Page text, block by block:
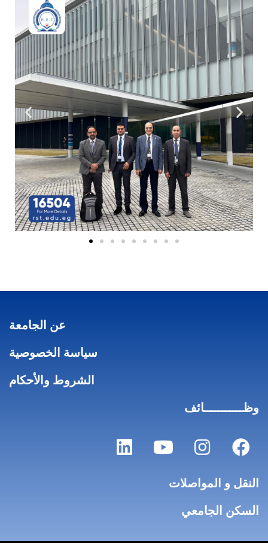
عن الجامعة
سياسة الخصوصية
الشروط والأحكام
وظـــــــــــائف
النقل و المواصلات
السكن الجامعي